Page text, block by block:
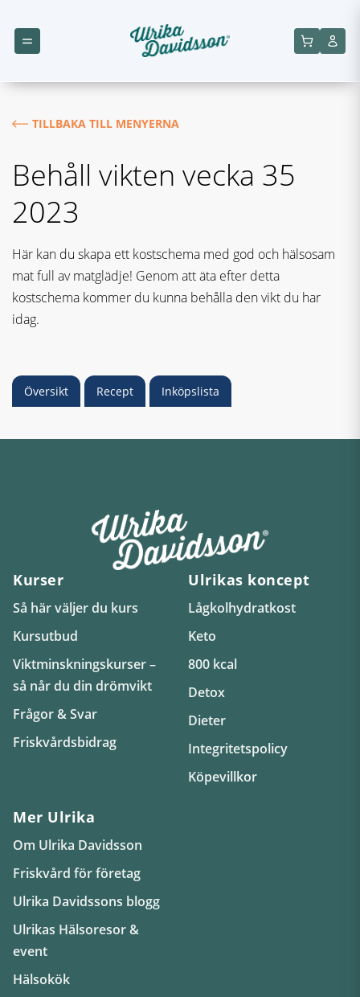
TILLBAKA TILL MENYERNA
Behåll vikten vecka 35
2023
Här kan du skapa ett kostschema med god och hälsosam
mat full av matglädje! Genom att äta efter detta
kostschema kommer du kunna behålla den vikt du har
idag.
Översikt Recept Inköpslista
Kurser
Så här väljer du kurs
Kursutbud
Viktminskningskurser –
så når du din drömvikt
Frågor & Svar
Friskvårdsbidrag
Ulrikas koncept
Lågkolhydratkost
Keto
800 kcal
Detox
Dieter
Integritetspolicy
Köpevillkor
Mer Ulrika
Om Ulrika Davidsson
Friskvård för företag
Ulrika Davidssons blogg
Ulrikas Hälsoresor &
event
Hälsokök